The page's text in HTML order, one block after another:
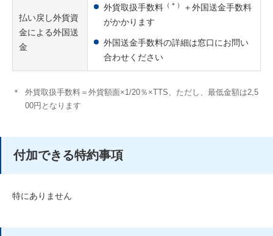
払い戻し外貨資
金による外国送
金
外貨取扱手数料 （＊）
＋外国送金手数料
がかかります
外国送金手数料の詳細は窓口にお問い
合わせください
＊
外貨取扱手数料＝外貨額面×1/20％×TTS、ただし、最低金額は2,5
00円となります
付加できる特約事項
特にありません